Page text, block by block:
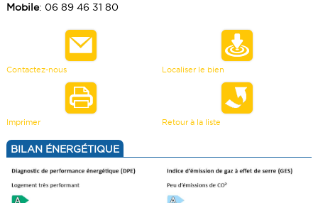
Mobile: 06 89 46 31 80
Contactez-nous Localiser le bien
Imprimer Retour à la liste
BILAN ÉNERGÉTIQUE